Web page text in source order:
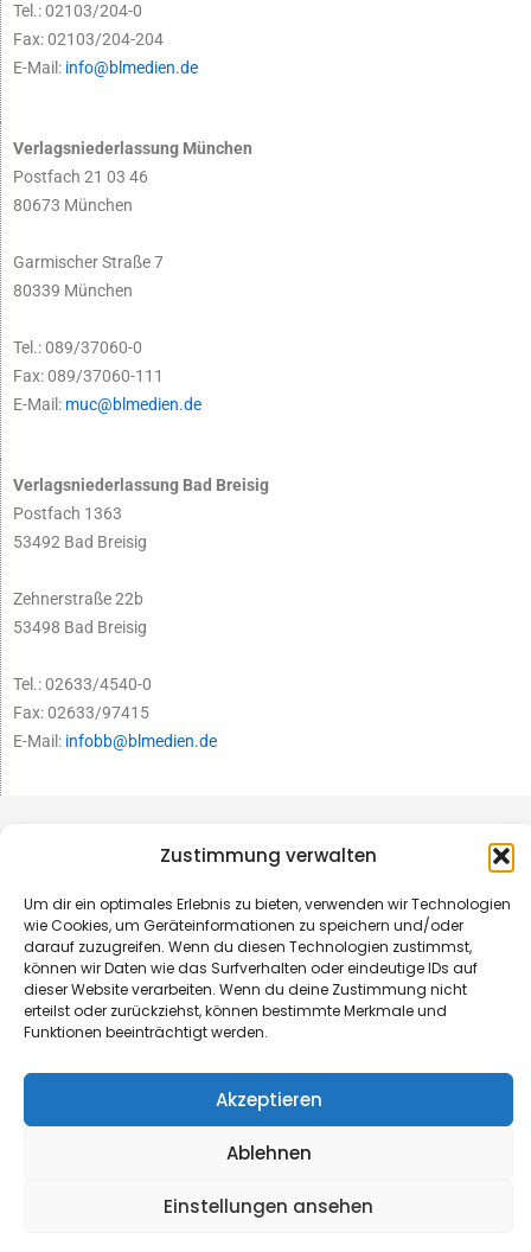
Zustimmung verwalten
Um dir ein optimales Erlebnis zu bieten, verwenden wir Technologien
wie Cookies, um Geräteinformationen zu speichern und/oder
darauf zuzugreifen. Wenn du diesen Technologien zustimmst,
können wir Daten wie das Surfverhalten oder eindeutige IDs auf
dieser Website verarbeiten. Wenn du deine Zustimmung nicht
erteilst oder zurückziehst, können bestimmte Merkmale und
Funktionen beeinträchtigt werden.
Akzeptieren
Ablehnen
Einstellungen ansehen
Tel.: 02103/204-0
Fax: 02103/204-204
E-Mail: info@blmedien.de
Verlagsniederlassung München
Postfach 21 03 46
80673 München
Garmischer Straße 7
80339 München
Tel.: 089/37060-0
Fax: 089/37060-111
E-Mail: muc@blmedien.de
Verlagsniederlassung Bad Breisig
Postfach 1363
53492 Bad Breisig
Zehnerstraße 22b
53498 Bad Breisig
Tel.: 02633/4540-0
Fax: 02633/97415
E-Mail: infobb@blmedien.de
Made with ♥ by HLT GmbH & Co. KG